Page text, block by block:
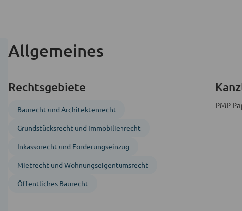
Allgemeines
Rechtsgebiete
Baurecht und Architektenrecht
Grundstücks­recht und Immobilien­recht
Inkasso­recht und Forderungs­einzug
Mietrecht und Wohnungs­eigentumsrecht
Öffentliches Baurecht
PMP